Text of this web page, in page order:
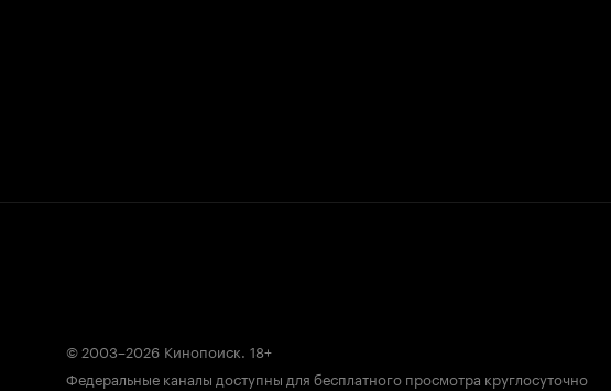
© 2003–2026 Кинопоиск. 18+
Федеральные каналы доступны для бесплатного просмотра круглосуточно